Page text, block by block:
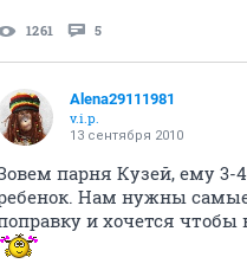
1261 5
Alena29111981
v.i.p.
13 сентября 2010
парня Кузей, ему 3-
Нам нужны
и хочется чтобы